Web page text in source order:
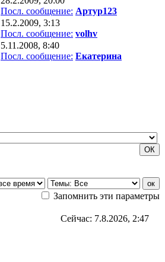
Посл. сообщение: Артур123
15.2.2009, 3:13
Посл. сообщение: volhv
5.11.2008, 8:40
Посл. сообщение: Екатерина
Запомнить эти параметры
Сейчас: 7.8.2026, 2:47